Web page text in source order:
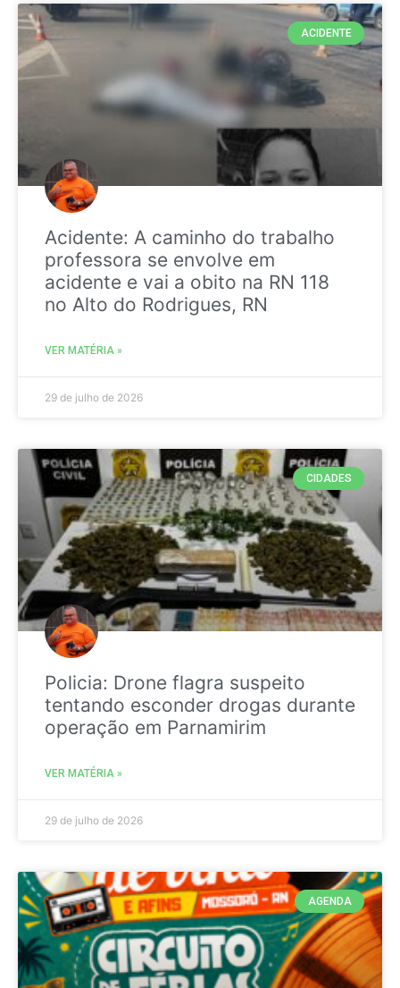
ACIDENTE
Acidente: A caminho do trabalho
professora se envolve em
acidente e vai a obito na RN 118
no Alto do Rodrigues, RN
VER MATÉRIA »
29 de julho de 2026
CIDADES
Policia: Drone flagra suspeito
tentando esconder drogas durante
operação em Parnamirim
VER MATÉRIA »
29 de julho de 2026
AGENDA